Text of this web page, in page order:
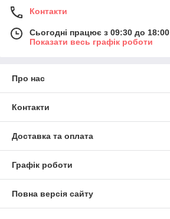
Контакти
Сьогодні працює з 09:30 до 18:00
Показати весь графік роботи
Про нас
Контакти
Доставка та оплата
Графік роботи
Повна версія сайту